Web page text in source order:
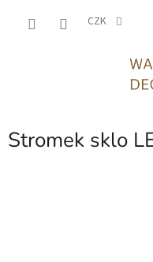
CZK
Stromek sklo